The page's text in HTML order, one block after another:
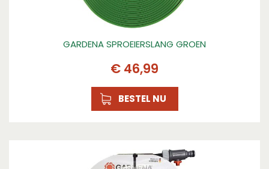
GARDENA SPROEIERSLANG GROEN
€ 46,99
BESTEL NU